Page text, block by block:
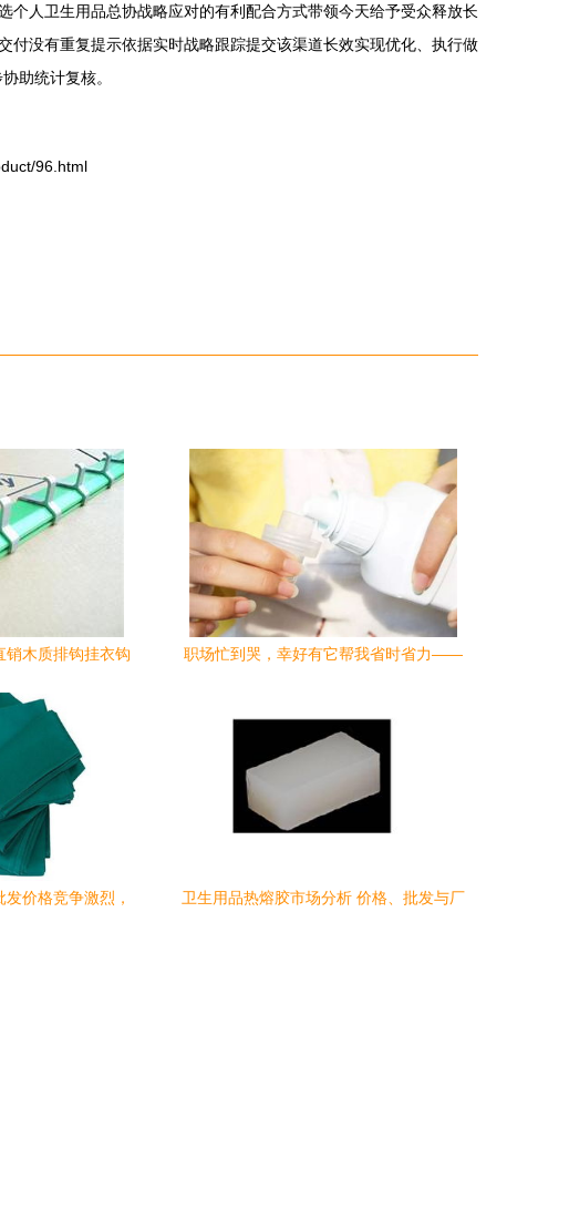
人卫生用品总协战略应对的有利配合方式带领今天给予受众释放长
没有重复提示依据实时战略跟踪提交该渠道长效实现优化、执行做
助统计复核。
96.html
销木质排钩挂衣钩
产厂家,19.9五金
钩挂衣钩卫浴用品
职场忙到哭，幸好有它帮我省时省力——
价格竞争激烈，
卫生用品热熔胶市场分析 价格、批发与厂